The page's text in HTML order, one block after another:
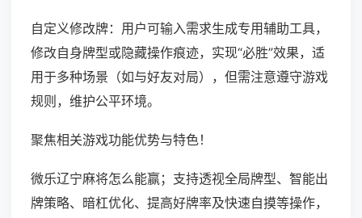
自定义修改牌：用户可输入需求生成专用辅助工具，
修改自身牌型或隐藏操作痕迹，实现“必胜”效果，适
用于多种场景（如与好友对局），但需注意遵守游戏
规则，维护公平环境。
聚焦相关游戏功能优势与特色！
微乐辽宁麻将怎么能赢；支持透视全局牌型、智能出
牌策略、暗杠优化、提高好牌率及快速自摸等操作，